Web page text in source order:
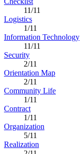
11/11
Logistics
1/11
Information Technology
11/11
Security
2/11
Orientation Map
2/11
Community Life
1/11
Contract
1/11
Organization
5/11
Realization